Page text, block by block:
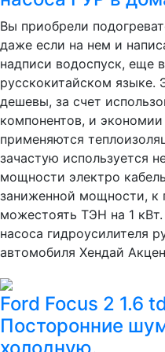
Вы приобрели
даже если на нем и
надписи водоспуск, еще
русскокитайском языке.
дешевы, за счет
компонентов, и
применяются
зачастую используется
мощности электро
заниженной мощности, к
можестоять ТЭН на 1
насоса гидроусилителя
автомобиля Хендай
Ford Focus 2 1.6
Посторонние
холодную.